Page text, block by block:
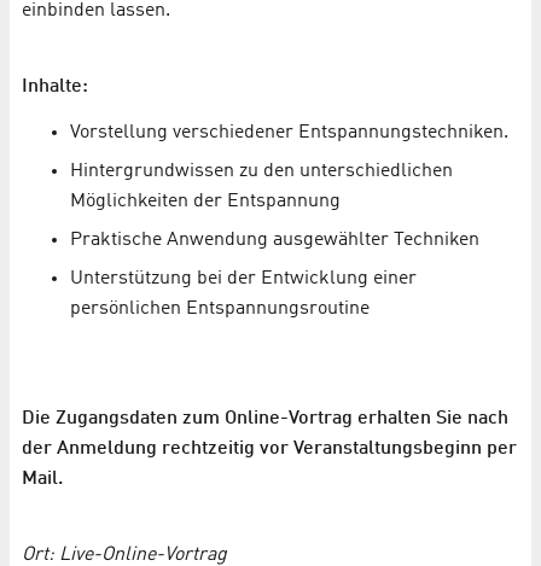
einbinden lassen.
Inhalte:
Vorstellung verschiedener Entspannungstechniken.
Hintergrundwissen zu den unterschiedlichen
Möglichkeiten der Entspannung
Praktische Anwendung ausgewählter Techniken
Unterstützung bei der Entwicklung einer
persönlichen Entspannungsroutine
Die Zugangsdaten zum Online-Vortrag erhalten Sie nach
der Anmeldung rechtzeitig vor Veranstaltungsbeginn per
Mail.
Ort: Live-Online-Vortrag